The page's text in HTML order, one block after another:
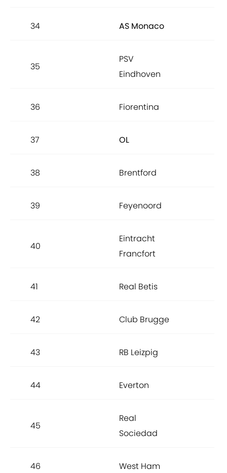
34 AS Monaco
35
PSV
Eindhoven
36 Fiorentina
37 OL
38 Brentford
39 Feyenoord
40
Eintracht
Francfort
41 Real Betis
42 Club Brugge
43 RB Leizpig
44 Everton
45
Real
Sociedad
46 West Ham